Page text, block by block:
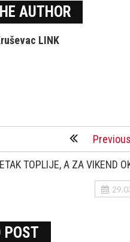
AUTHOR
LINK
TOPLIJE, A ZA VIKEND
POST